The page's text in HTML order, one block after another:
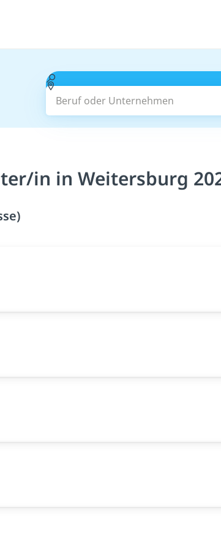
Beruf oder Unternehmen
in in Weitersburg